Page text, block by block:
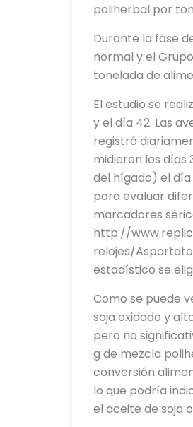
poliherbal por
Durante la fase
normal y el
tonelada de
El estudio se
y el día 42. Las
registró
midieron los días
del hígado) el día
para evaluar
marcadores
http://
relojes/Aspartato
estadístico se
Como se puede
soja oxidado y
pero no
g de mezcla
conversión
lo que podría
el aceite de soja